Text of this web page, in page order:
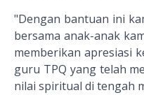
"Dengan bantuan ini
bersama anak-anak
memberikan apresiasi
guru TPQ yang telah
nilai spiritual di tengah